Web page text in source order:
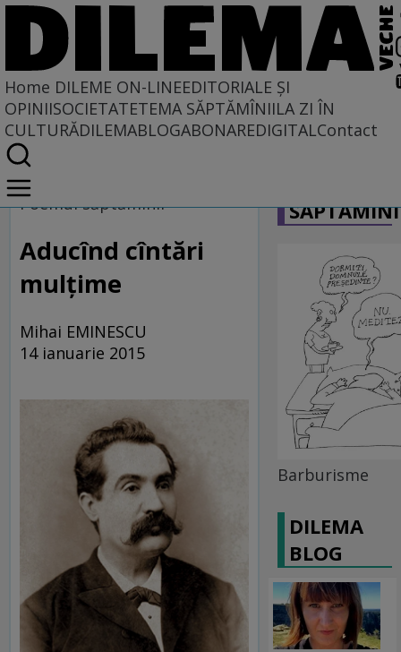
Home DILEME ON-LINEEDITORIALE ȘI
OPINIISOCIETATETEMA SĂPTĂMÎNIILA ZI ÎN
CULTURĂDILEMABLOGABONAREDIGITALContact
Home
Dileme on-line
Poemul săptămînii
Aducînd cîntări
mulţime
Mihai EMINESCU
14 ianuarie 2015
Barburisme
DILEMA
BLOG